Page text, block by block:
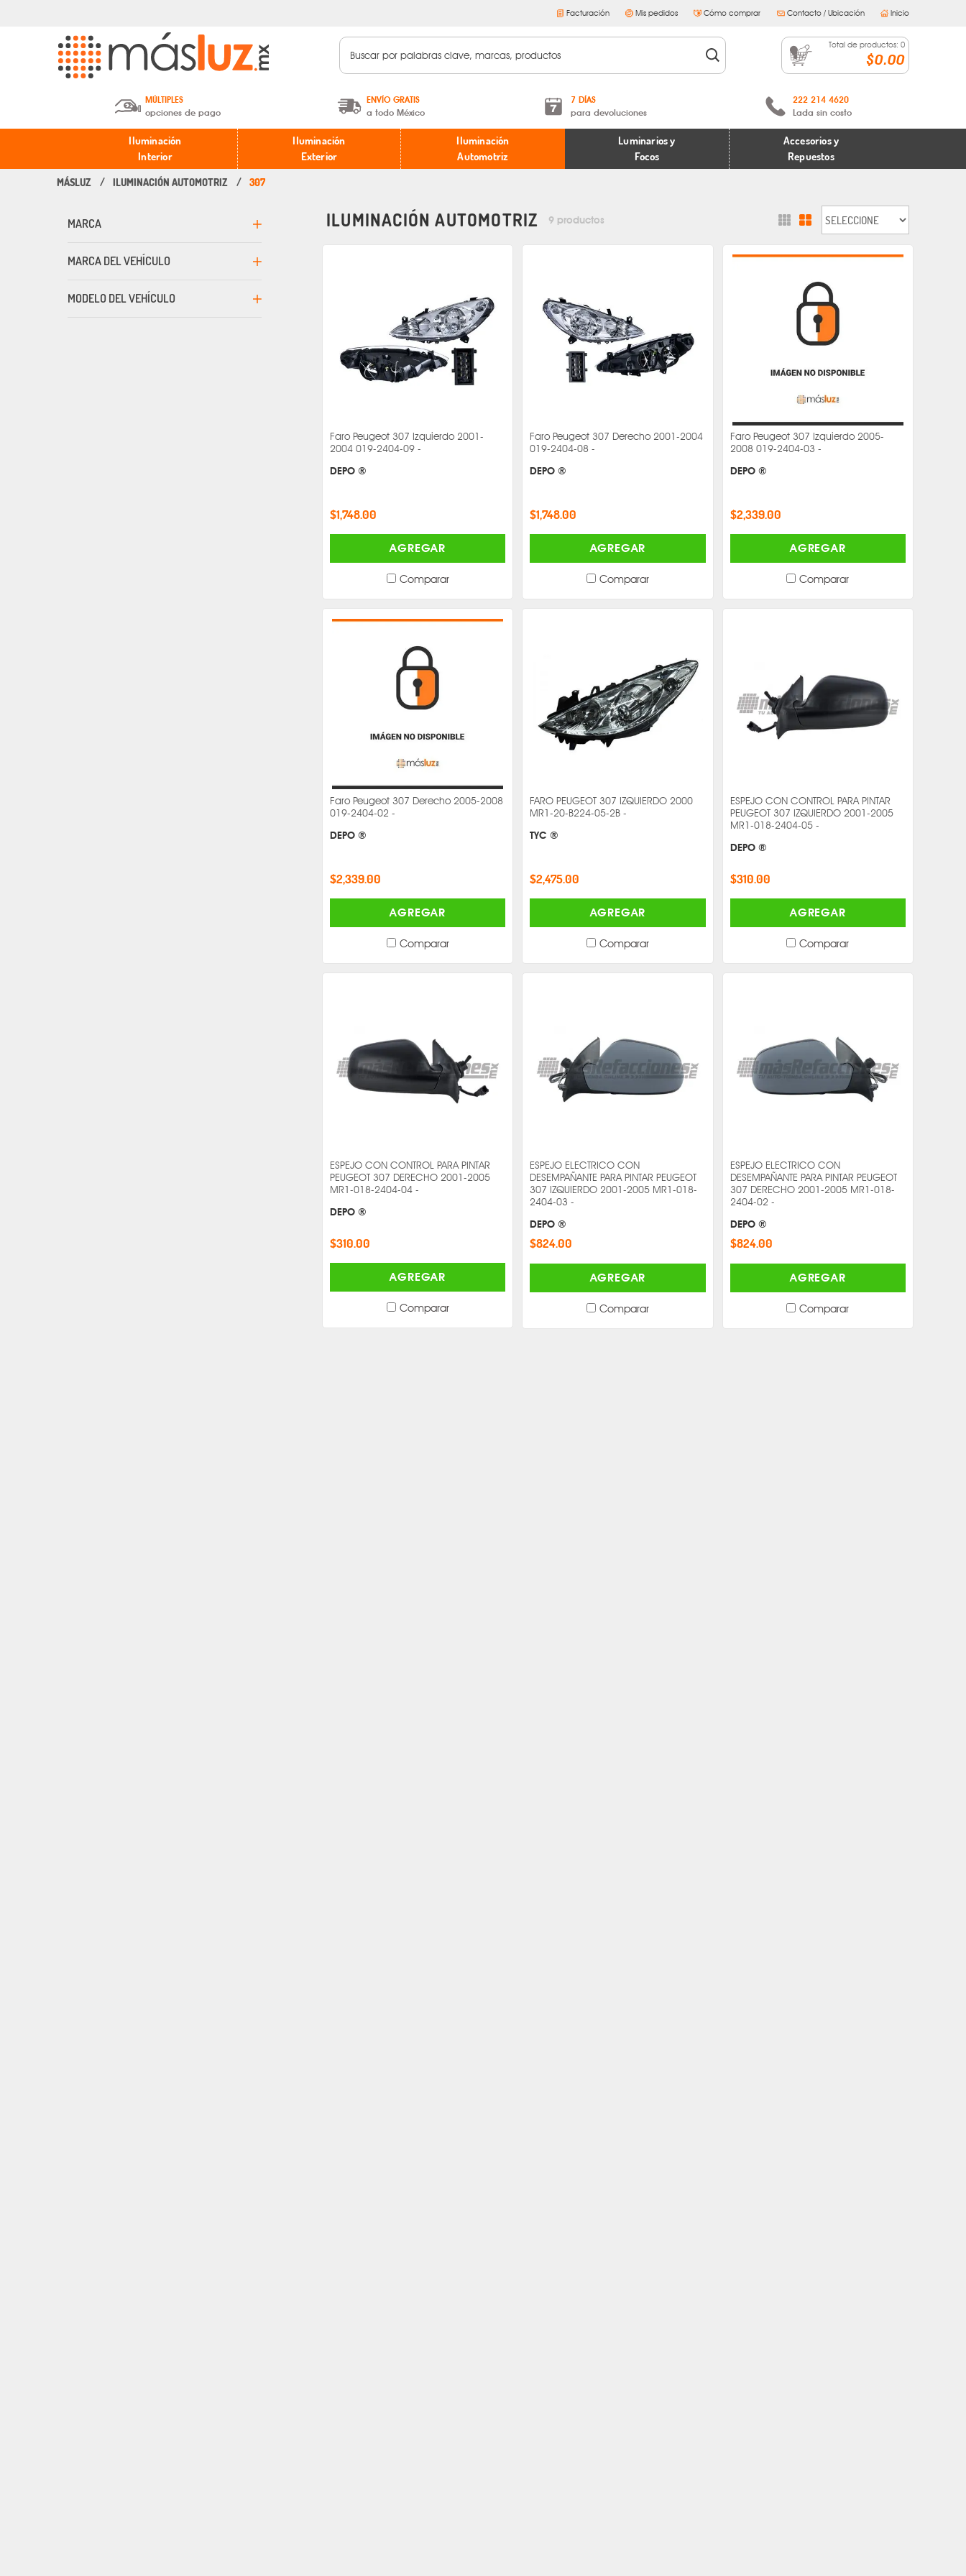
Facturación Mis pedidos Cómo comprar Contacto / Ubicación Inicio
Total de productos: 0
$0.00
MÚLTIPLES
opciones de pago
Depósito en efectivo o Cheque y
Transferencia.
ENVÍO GRATIS
a todo México
A partir de $599 MXN.
* Aplican restricciones
7 DÍAS
para devoluciones
Términos y condiciones
Políticas de devoluciones
222 214 4620
Lada sin costo
Iluminación
Interior
Iluminación
Exterior
Iluminación
Automotriz
Luminarios y
Focos
Accesorios y
Repuestos
ILUMINACIÓN AUTOMOTRIZ 307
MARCA
MARCA DEL VEHÍCULO
MODELO DEL VEHÍCULO
ILUMINACIÓN AUTOMOTRIZ 9 productos
Faro Peugeot 307 Izquierdo 2001-
2004 019-2404-09 -
DEPO ®
$1,748.00
AGREGAR
Comparar
Faro Peugeot 307 Derecho 2001-2004
019-2404-08 -
DEPO ®
$1,748.00
AGREGAR
Comparar
Faro Peugeot 307 Izquierdo 2005-
2008 019-2404-03 -
DEPO ®
$2,339.00
AGREGAR
Comparar
Faro Peugeot 307 Derecho 2005-2008
019-2404-02 -
DEPO ®
$2,339.00
AGREGAR
Comparar
FARO PEUGEOT 307 IZQUIERDO 2000
MR1-20-B224-05-2B -
TYC ®
$2,475.00
AGREGAR
Comparar
ESPEJO CON CONTROL PARA PINTAR
PEUGEOT 307 IZQUIERDO 2001-2005
MR1-018-2404-05 -
DEPO ®
$310.00
AGREGAR
Comparar
ESPEJO CON CONTROL PARA PINTAR
PEUGEOT 307 DERECHO 2001-2005
MR1-018-2404-04 -
DEPO ®
$310.00
AGREGAR
Comparar
ESPEJO ELECTRICO CON
DESEMPAÑANTE PARA PINTAR PEUGEOT
307 IZQUIERDO 2001-2005 MR1-018-
2404-03 -
DEPO ®
$824.00
AGREGAR
Comparar
ESPEJO ELECTRICO CON
DESEMPAÑANTE PARA PINTAR PEUGEOT
307 DERECHO 2001-2005 MR1-018-
2404-02 -
DEPO ®
$824.00
AGREGAR
Comparar